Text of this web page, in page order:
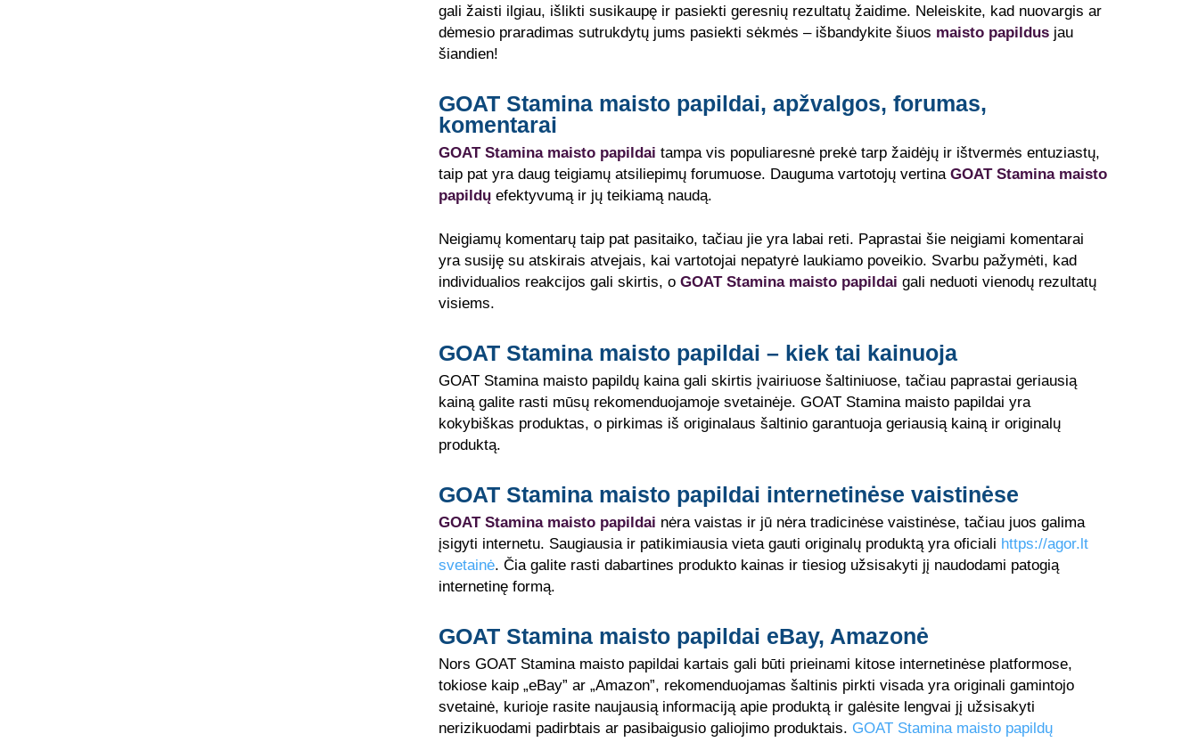
gali žaisti ilgiau, išlikti susikaupę ir pasiekti geresnių rezultatų žaidime. Neleiskite, kad nuovargis ar
dėmesio praradimas sutrukdytų jums pasiekti sėkmės – išbandykite šiuos maisto papildus jau
šiandien!
GOAT Stamina maisto papildai, apžvalgos, forumas,
komentarai
GOAT Stamina maisto papildai tampa vis populiaresnė prekė tarp žaidėjų ir ištvermės entuziastų,
taip pat yra daug teigiamų atsiliepimų forumuose. Dauguma vartotojų vertina GOAT Stamina maisto
papildų efektyvumą ir jų teikiamą naudą.
Neigiamų komentarų taip pat pasitaiko, tačiau jie yra labai reti. Paprastai šie neigiami komentarai
yra susiję su atskirais atvejais, kai vartotojai nepatyrė laukiamo poveikio. Svarbu pažymėti, kad
individualios reakcijos gali skirtis, o GOAT Stamina maisto papildai gali neduoti vienodų rezultatų
visiems.
GOAT Stamina maisto papildai – kiek tai kainuoja
GOAT Stamina maisto papildų kaina gali skirtis įvairiuose šaltiniuose, tačiau paprastai geriausią
kainą galite rasti mūsų rekomenduojamoje svetainėje. GOAT Stamina maisto papildai yra
kokybiškas produktas, o pirkimas iš originalaus šaltinio garantuoja geriausią kainą ir originalų
produktą.
GOAT Stamina maisto papildai internetinėse vaistinėse
GOAT Stamina maisto papildai nėra vaistas ir jū nėra tradicinėse vaistinėse, tačiau juos galima
įsigyti internetu. Saugiausia ir patikimiausia vieta gauti originalų produktą yra oficiali https://agor.lt
svetainė. Čia galite rasti dabartines produkto kainas ir tiesiog užsisakyti jį naudodami patogią
internetinę formą.
GOAT Stamina maisto papildai eBay, Amazonė
Nors GOAT Stamina maisto papildai kartais gali būti prieinami kitose internetinėse platformose,
tokiose kaip „eBay” ar „Amazon”, rekomenduojamas šaltinis pirkti visada yra originali gamintojo
svetainė, kurioje rasite naujausią informaciją apie produktą ir galėsite lengvai jį užsisakyti
nerizikuodami padirbtais ar pasibaigusio galiojimo produktais. GOAT Stamina maisto papildų